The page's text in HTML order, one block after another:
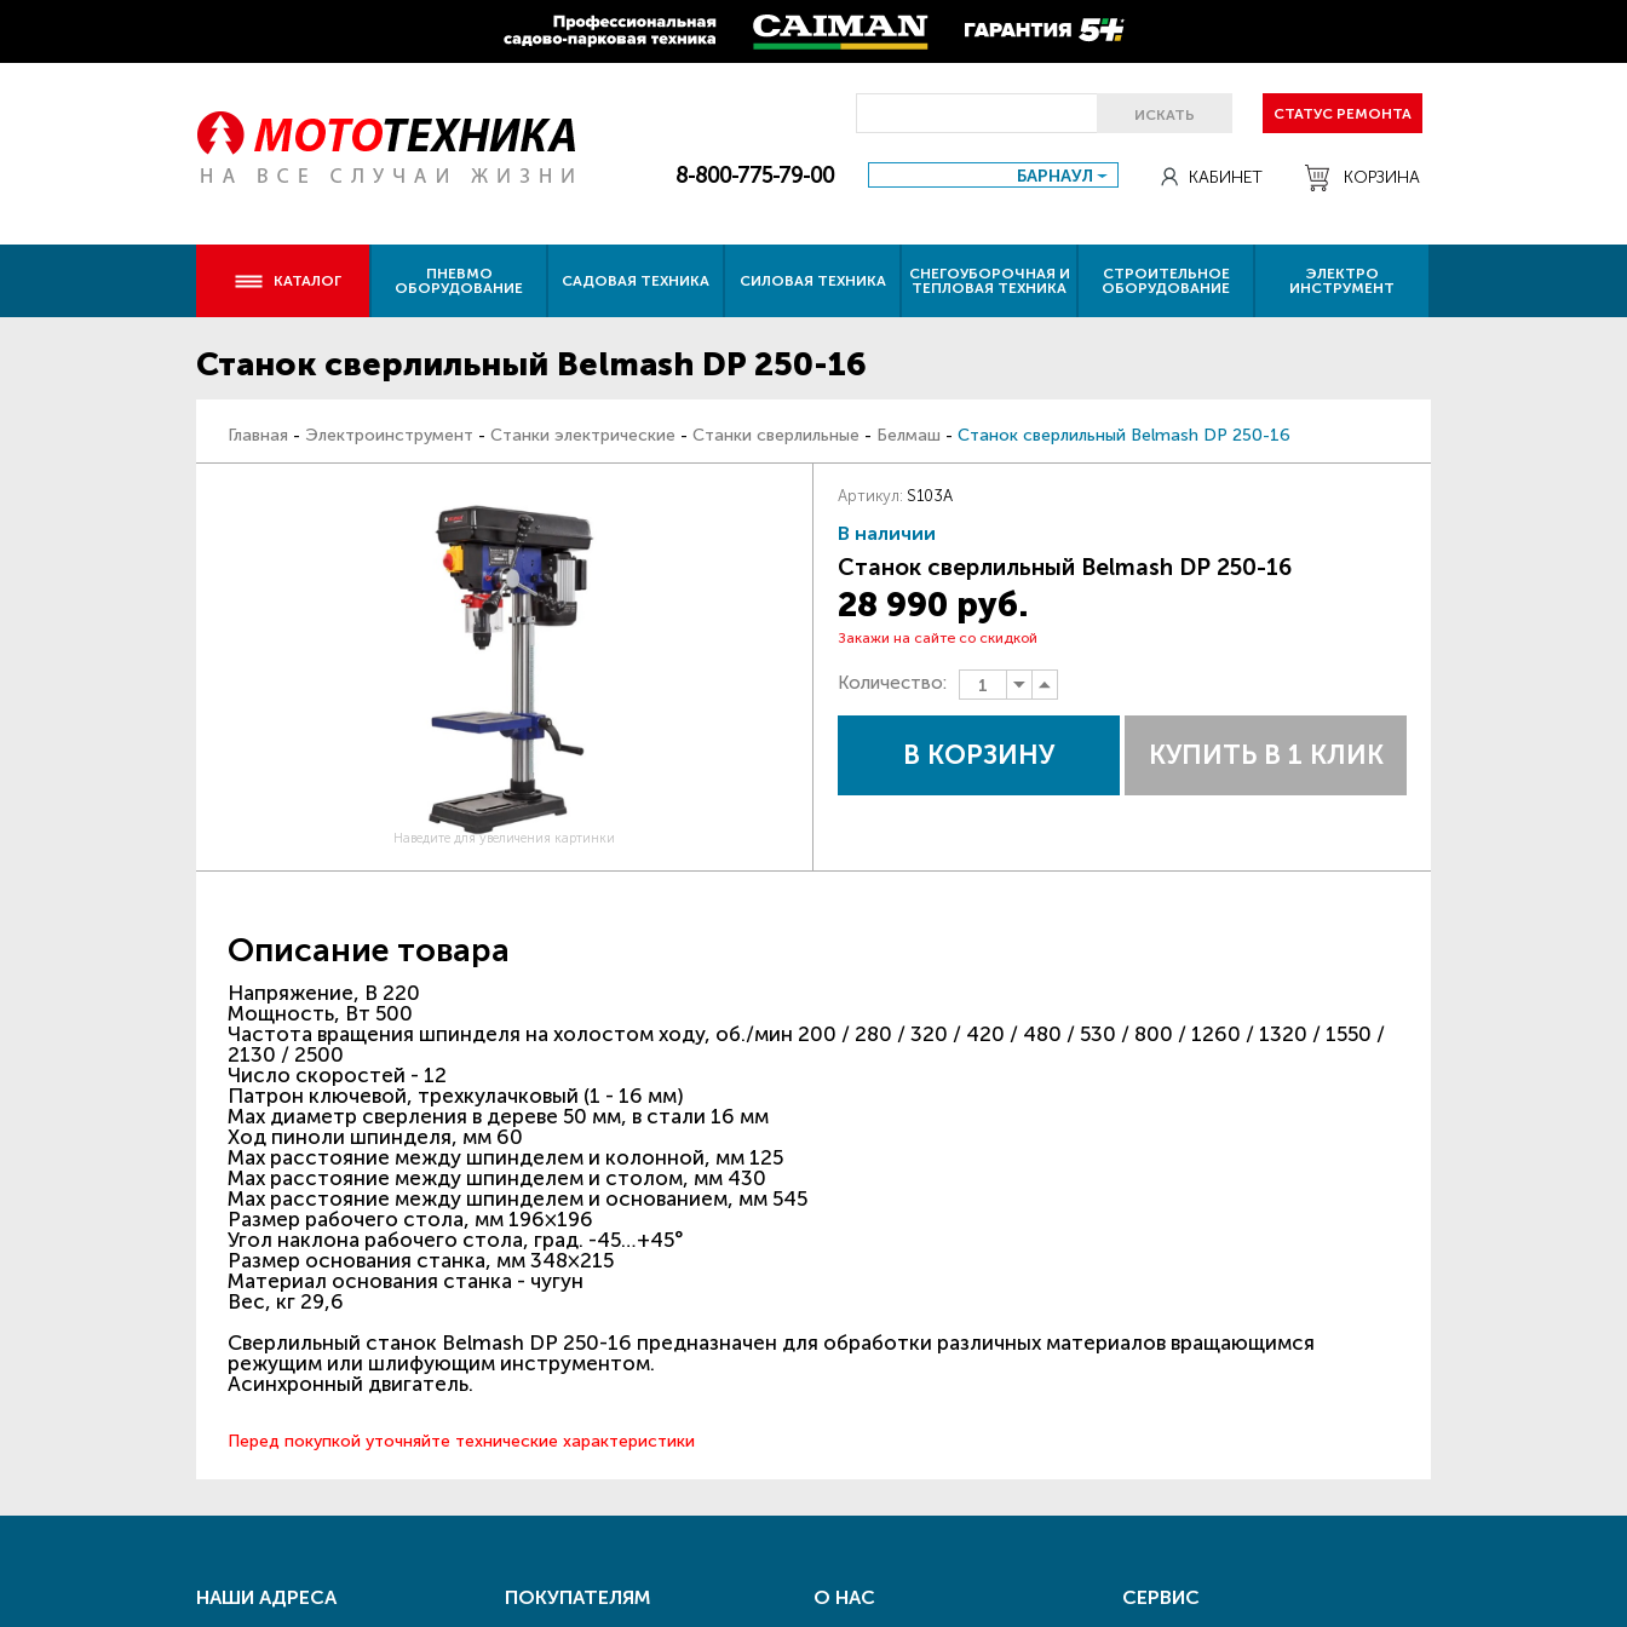
ИСКАТЬ СТАТУС РЕМОНТА
8-800-775-79-00 БАРНАУЛ КАБИНЕТ КОРЗИНА
КАТАЛОГ
ПНЕВМО
ОБОРУДОВАНИЕ
САДОВАЯ ТЕХНИКА СИЛОВАЯ ТЕХНИКА
СНЕГОУБОРОЧНАЯ И
ТЕПЛОВАЯ ТЕХНИКА
СТРОИТЕЛЬНОЕ
ОБОРУДОВАНИЕ
ЭЛЕКТРО
ИНСТРУМЕНТ
Станок сверлильный Belmash DP 250-16
Главная - Электроинструмент - Станки электрические - Станки сверлильные - Белмаш - Станок сверлильный Belmash DP 250-16
Наведите для увеличения картинки
Артикул: S103A
В наличии
Станок сверлильный Belmash DP 250-16
28 990 руб.
Закажи на сайте со скидкой
Количество:
В КОРЗИНУ КУПИТЬ В 1 КЛИК
Описание товара
Напряжение, В 220
Мощность, Вт 500
Частота вращения шпинделя на холостом ходу, об./мин 200 / 280 / 320 / 420 / 480 / 530 / 800 / 1260 / 1320 / 1550 /
2130 / 2500
Число скоростей - 12
Патрон ключевой, трехкулачковый (1 - 16 мм)
Max диаметр сверления в дереве 50 мм, в стали 16 мм
Ход пиноли шпинделя, мм 60
Max расстояние между шпинделем и колонной, мм 125
Max расстояние между шпинделем и столом, мм 430
Max расстояние между шпинделем и основанием, мм 545
Размер рабочего стола, мм 196×196
Угол наклона рабочего стола, град. -45…+45°
Размер основания станка, мм 348×215
Материал основания станка - чугун
Вес, кг 29,6
Сверлильный станок Belmash DP 250-16 предназначен для обработки различных материалов вращающимся
режущим или шлифующим инструментом.
Асинхронный двигатель.
Перед покупкой уточняйте технические характеристики
НАШИ АДРЕСА ПОКУПАТЕЛЯМ О НАС СЕРВИС